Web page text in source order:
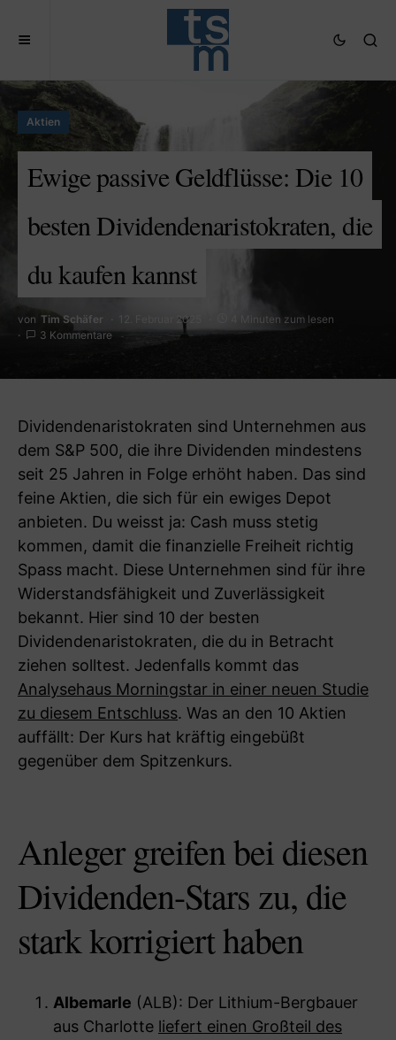
Aktien
Ewige passive Geldflüsse: Die 10
besten Dividendenaristokraten, die
du kaufen kannst
von Tim Schäfer 12. Februar 2025
4 Minuten zum lesen
3 Kommentare
Dividendenaristokraten sind Unternehmen aus
dem S&P 500, die ihre Dividenden mindestens
seit 25 Jahren in Folge erhöht haben. Das sind
feine Aktien, die sich für ein ewiges Depot
anbieten. Du weisst ja: Cash muss stetig
kommen, damit die finanzielle Freiheit richtig
Spass macht. Diese Unternehmen sind für ihre
Widerstandsfähigkeit und Zuverlässigkeit
bekannt. Hier sind 10 der besten
Dividendenaristokraten, die du in Betracht
ziehen solltest. Jedenfalls kommt das
Analysehaus Morningstar in einer neuen Studie
zu diesem Entschluss. Was an den 10 Aktien
auffällt: Der Kurs hat kräftig eingebüßt
gegenüber dem Spitzenkurs.
Anleger greifen bei diesen
Dividenden-Stars zu, die
stark korrigiert haben
Albemarle (ALB): Der Lithium-Bergbauer
aus Charlotte liefert einen Großteil des